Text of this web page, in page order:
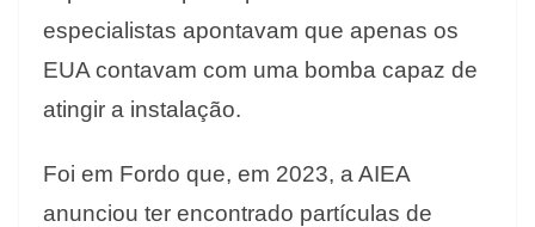
especialistas apontavam que apenas os
EUA contavam com uma bomba capaz de
atingir a instalação.
Foi em Fordo que, em 2023, a AIEA
anunciou ter encontrado partículas de